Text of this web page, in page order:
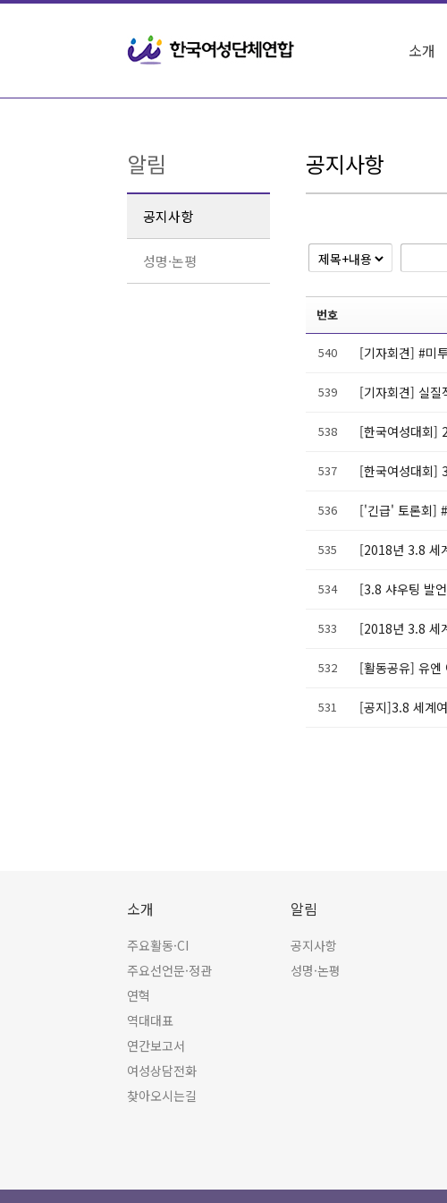
소개
알림
공지사항
성명·논평
공지사항
번호
540 [기자회견] #미
539 [기자회견] 실질
538 [한국여성대회]
537 [한국여성대회]
536 ['긴급' 토론회]
535 [2018년 3.8 세
534 [3.8 샤우팅 발
533 [2018년 3.8 세
532 [활동공유] 유엔
531 [공지]3.8 세계
소개
주요활동·CI
주요선언문·정관
연혁
역대대표
연간보고서
여성상담전화
찾아오시는길
알림
공지사항
성명·논평